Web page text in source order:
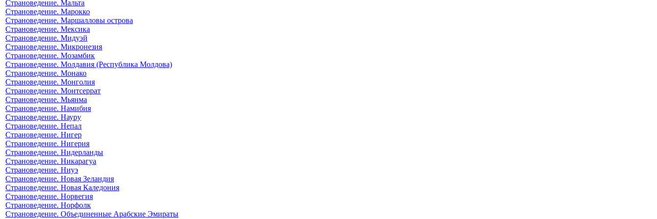
Страноведение. Мальта
Страноведение. Марокко
Страноведение. Маршалловы острова
Страноведение. Мексика
Страноведение. Мидуэй
Страноведение. Микронезия
Страноведение. Мозамбик
Страноведение. Молдавия (Республика Молдова)
Страноведение. Монако
Страноведение. Монголия
Страноведение. Монтсеррат
Страноведение. Мьянма
Страноведение. Намибия
Страноведение. Науру
Страноведение. Непал
Страноведение. Нигер
Страноведение. Нигерия
Страноведение. Нидерланды
Страноведение. Никарагуа
Страноведение. Ниуэ
Страноведение. Новая Зеландия
Страноведение. Новая Каледония
Страноведение. Норвегия
Страноведение. Норфолк
Страноведение. Объединенные Арабские Эмираты